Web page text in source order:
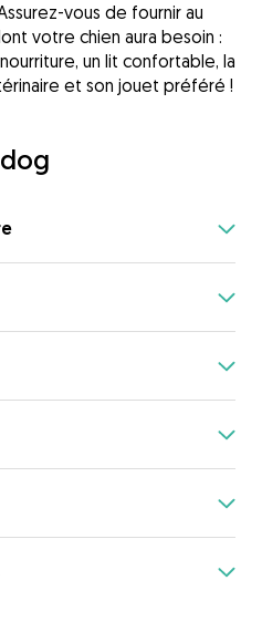
vous de fournir au
votre chien aura besoin :
un lit confortable, la
et son jouet préféré !